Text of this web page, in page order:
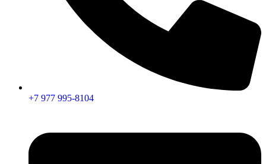
+7 977 995-8104